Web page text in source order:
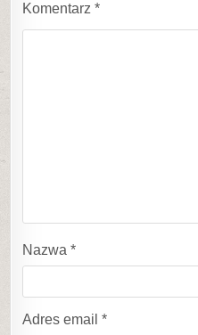
Komentarz*
Nazwa*
Adres email*